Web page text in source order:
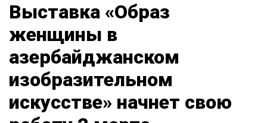
Выставка «Образ
женщины в
азербайджанском
изобразительном
искусстве» начнет свою